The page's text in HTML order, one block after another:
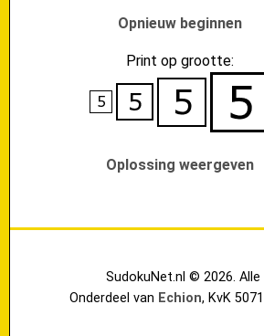
Opnieuw beginnen
Print op grootte:
Oplossing weergeven
SudokuNet.nl © 2026.
Onderdeel van Echion, KvK